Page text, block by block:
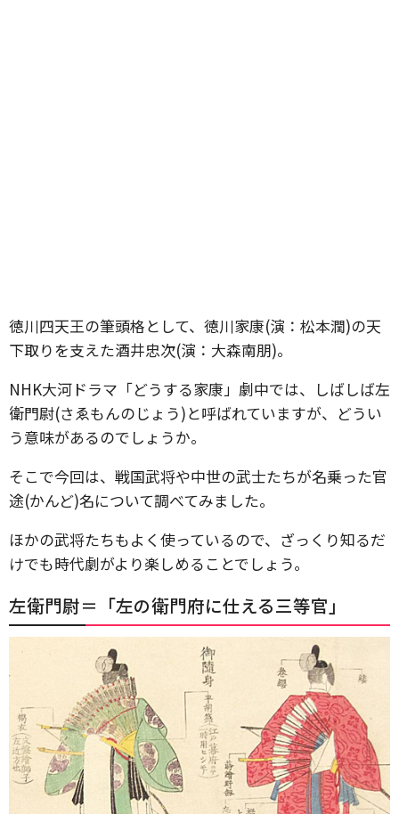
徳川四天王の筆頭格として、徳川家康(演：松本潤)の天
下取りを支えた酒井忠次(演：大森南朋)。
NHK大河ドラマ「どうする家康」劇中では、しばしば左
衛門尉(さゑもんのじょう)と呼ばれていますが、どうい
う意味があるのでしょうか。
そこで今回は、戦国武将や中世の武士たちが名乗った官
途(かんど)名について調べてみました。
ほかの武将たちもよく使っているので、ざっくり知るだ
けでも時代劇がより楽しめることでしょう。
左衛門尉＝「左の衛門府に仕える三等官」